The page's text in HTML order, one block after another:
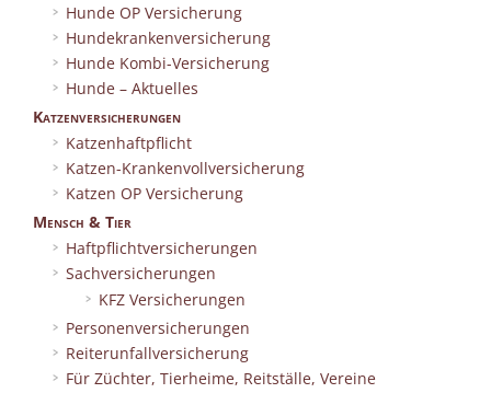
Hunde OP Versicherung
Hundekrankenversicherung
Hunde Kombi-Versicherung
Hunde – Aktuelles
Katzenversicherungen
Katzenhaftpflicht
Katzen-Krankenvollversicherung
Katzen OP Versicherung
Mensch & Tier
Haftpflichtversicherungen
Sachversicherungen
KFZ Versicherungen
Personenversicherungen
Reiterunfallversicherung
Für Züchter, Tierheime, Reitställe, Vereine